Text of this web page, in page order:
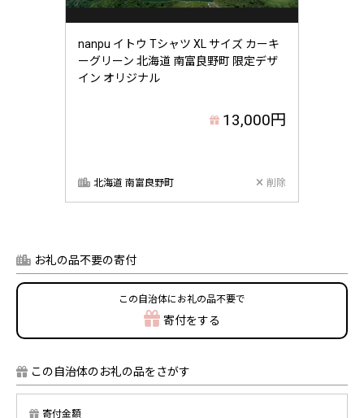
nanpu イトウ Tシャツ XL サイズ カーキ
ーグリーン 北海道 南富良野町 限定デザ
イン オリジナル
13,000円
北海道 南富良野町 削除
お礼の品不要の寄付
この自治体にお礼の品不要で
寄付をする
この自治体のお礼の品をさがす
寄付金額